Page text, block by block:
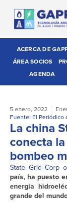
ACERCA DE
ÁREA SOCIOS
AGENDA
5 enero, 2022
Fuente: El Periódico
La china
conecta
bombeo
State Grid Corp
país, ha puesto
energía
grande del